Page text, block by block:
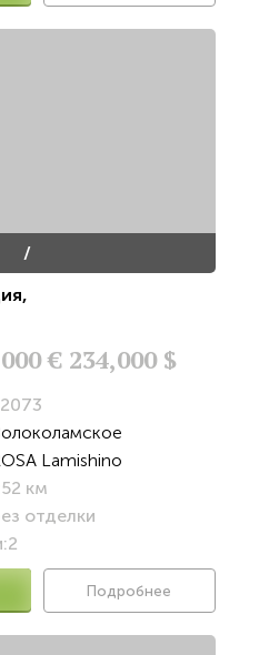
/
,
€ 234,000 $
Lamishino
52 км
отделки
2
Подробнее